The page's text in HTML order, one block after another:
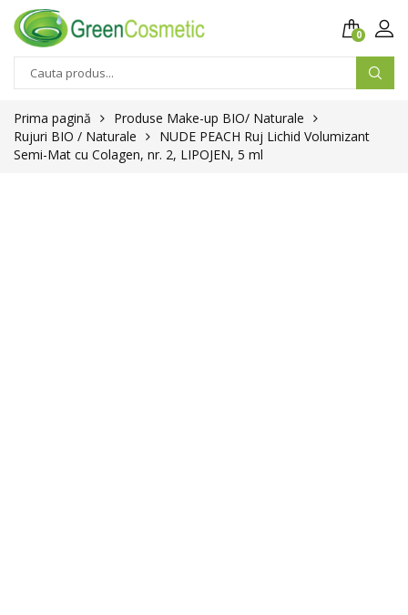
0
Prima pagină
Produse Make-up BIO/ Naturale
Rujuri BIO / Naturale
NUDE PEACH Ruj Lichid Volumizant
Semi-Mat cu Colagen, nr. 2, LIPOJEN, 5 ml